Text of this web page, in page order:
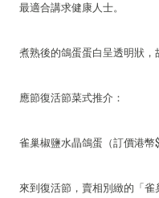
最適合講求健康人士。
煮熟後的鴿蛋蛋白呈透明狀，
應節復活節菜式推介：
雀巢椒鹽水晶鴿蛋（訂價港幣
來到復活節，賣相別緻的「